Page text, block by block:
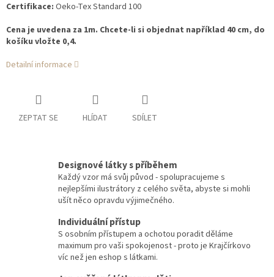
Certifikace: Oeko-Tex Standard 100
Cena je uvedena za 1m. Chcete-li si objednat například 40 cm, do
košíku vložte 0,4.
Detailní informace
ZEPTAT SE HLÍDAT SDÍLET
Designové látky s příběhem
Každý vzor má svůj původ - spolupracujeme s
nejlepšími ilustrátory z celého světa, abyste si mohli
ušít něco opravdu výjimečného.
Individuální přístup
S osobním přístupem a ochotou poradit děláme
maximum pro vaši spokojenost - proto je Krajčírkovo
víc než jen eshop s látkami.